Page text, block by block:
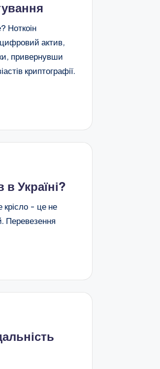
Ноткоін
актив,
привернувши
криптографії.
Україні?
крісло - це не
Перевезення